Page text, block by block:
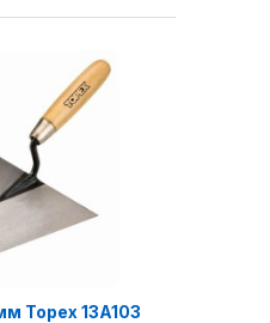
Topex 13A103